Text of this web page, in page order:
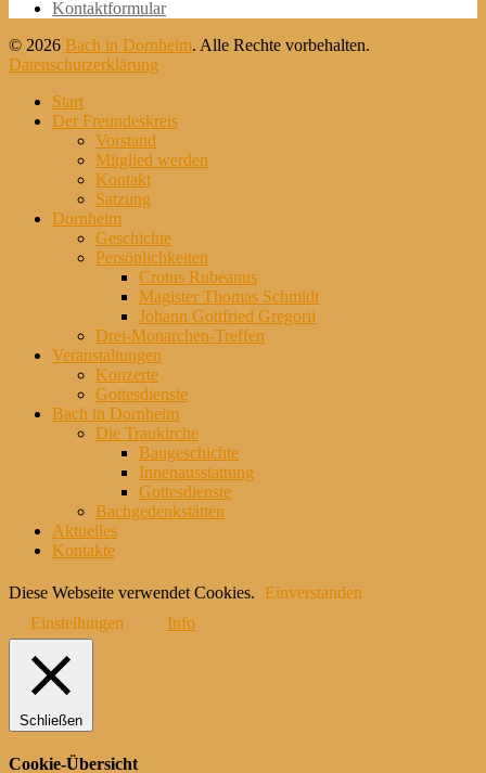
Inhalt
Kontaktformular
© 2026 Bach in Dornheim. Alle Rechte vorbehalten.
Datenschutzerklärung
oben
scrollen
Start
Der Freundeskreis
Vorstand
Mitglied werden
Kontakt
Satzung
Dornheim
Geschichte
Persönlichkeiten
Crotus Rubeanus
Magister Thomas Schmidt
Johann Gottfried Gregorii
Drei-Monarchen-Treffen
Veranstaltungen
Konzerte
Gottesdienste
Bach in Dornheim
Die Traukirche
Baugeschichte
Innenausstattung
Gottesdienste
Bachgedenkstätten
Aktuelles
Kontakte
Diese Webseite verwendet Cookies.
Einverstanden
Einstellungen
Info
Schließen
Cookie-Übersicht